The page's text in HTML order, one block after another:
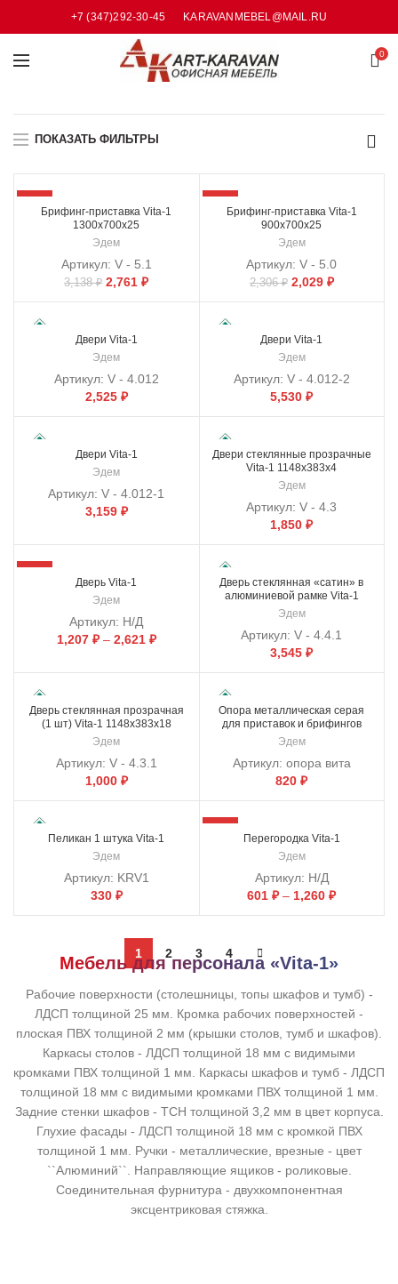
+7 (347)292-30-45 KARAVANMEBEL@MAIL.RU
0
ПОКАЗАТЬ ФИЛЬТРЫ
-12%
Брифинг-приставка Vita-1
1300х700х25
Эдем
Артикул: V - 5.1
3,138₽ 2,761₽
-12%
Брифинг-приставка Vita-1
900х700х25
Эдем
Артикул:V - 5.0
2,306₽ 2,029 ₽
Двери Vita-1
Эдем
Артикул: V - 4.012
2,525 ₽
Двери Vita-1
Эдем
Артикул: V - 4.012-2
5,530₽
Двери Vita-1
Эдем
Артикул:V - 4.012-1
3,159 ₽
Двери стеклянные прозрачные
Vita-1 1148х383х4
Эдем
Артикул:V - 4.3
1,850₽
-12%
Дверь Vita-1
Эдем
Артикул: Н/Д
1,207 ₽– 2,621 ₽
Дверь стеклянная «сатин» в
алюминиевой рамке Vita-1
1148х383х18
Эдем
Артикул:V - 4.4.1
3,545₽
Дверь стеклянная прозрачная
(1 шт) Vita-1 1148х383х18
Эдем
Артикул: V - 4.3.1
1,000 ₽
Опора металлическая серая
для приставок и брифингов
Vita-1 710х60
Эдем
Артикул: опора вита
820₽
Пеликан 1 штука Vita-1
Эдем
Артикул: KRV1
330 ₽
-12%
Перегородка Vita-1
Эдем
Артикул: Н/Д
601₽– 1,260₽
1 2 3 4
Мебель для персонала «Vita-1»
Рабочие поверхности (столешницы, топы шкафов и тумб) -
ЛДСП толщиной 25 мм. Кромка рабочих поверхностей -
плоская ПВХ толщиной 2 мм (крышки столов, тумб и шкафов).
Каркасы столов - ЛДСП толщиной 18 мм с видимыми
кромками ПВХ толщиной 1 мм. Каркасы шкафов и тумб - ЛДСП
толщиной 18 мм с видимыми кромками ПВХ толщиной 1 мм.
Задние стенки шкафов - ТСН толщиной 3,2 мм в цвет корпуса.
Глухие фасады - ЛДСП толщиной 18 мм с кромкой ПВХ
толщиной 1 мм. Ручки - металлические, врезные - цвет
``Алюминий``. Направляющие ящиков - роликовые.
Соединительная фурнитура - двухкомпонентная
эксцентриковая стяжка.